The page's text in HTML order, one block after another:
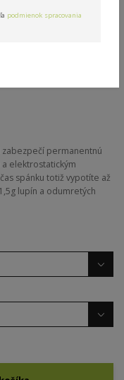
zabezpečí permanentnú
elektrostatickým
spánku totiž vypotíte až
lupín a odumretých
podmienok spracovania